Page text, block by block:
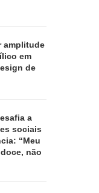
amplitude
em
de
a
sociais
“Meu
não